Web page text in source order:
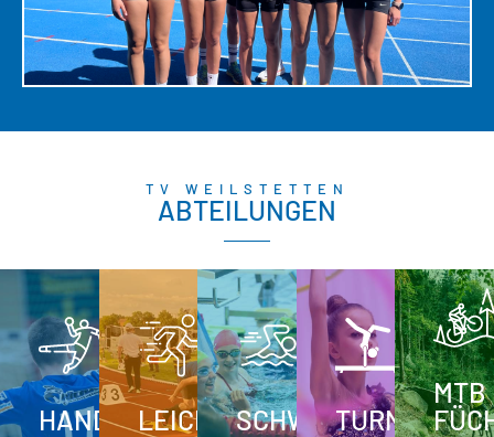
TV WEILSTETTEN
ABTEILUNGEN
HANDBALLLEICHTATHLETIK
SCHWIMMEN
TURNEN
MTB